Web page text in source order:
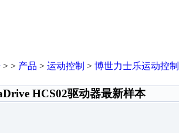
> > 产品 > 运动控制 > 博世力士乐运动控制
HCS02驱动器最新样本